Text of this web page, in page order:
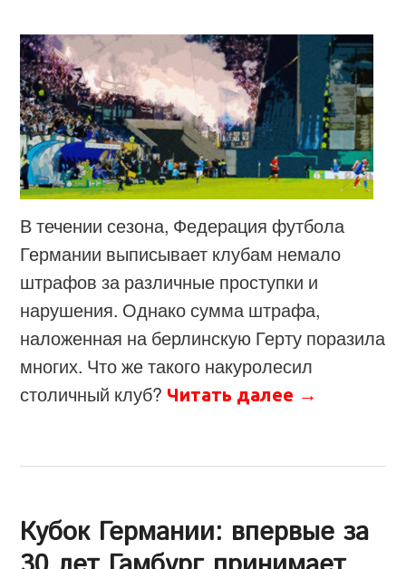
В течении сезона, Федерация футбола
Германии выписывает клубам немало
штрафов за различные проступки и
нарушения. Однако сумма штрафа,
наложенная на берлинскую Герту поразила
многих. Что же такого накуролесил
столичный клуб? Читать далее →
Кубок Германии: впервые за